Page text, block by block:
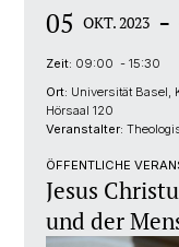
05 OKT. 2023 -
Zeit: 09:00 - 15:30
Ort: Universität Basel,
Hörsaal 120
Veranstalter:
ÖFFENTLICHE
Jesus
und der